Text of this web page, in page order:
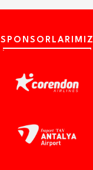
SPONSORLARIMIZ